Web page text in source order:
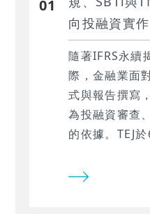
01
向投融資實作
隨著IFRS永續
際，金融業面
式與報告撰寫
為投融資審查
的依據。TEJ
續新準則與投